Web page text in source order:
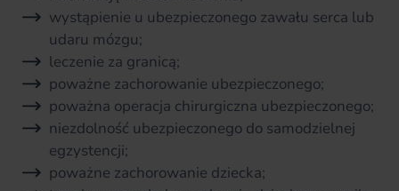
wystąpienie u ubezpieczonego zawału serca lub
udaru mózgu;
leczenie za granicą;
poważne zachorowanie ubezpieczonego;
poważna operacja chirurgiczna ubezpieczonego;
niezdolność ubezpieczonego do samodzielnej
egzystencji;
poważne zachorowanie dziecka;